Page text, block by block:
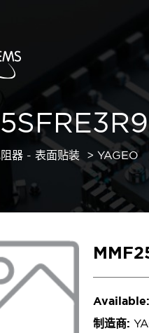
器 - 表面贴装 YAGEO
Available:
制造商: